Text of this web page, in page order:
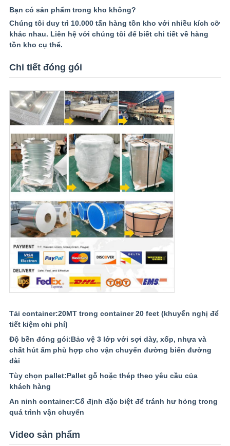
Bạn có sản phẩm trong kho không?
Chúng tôi duy trì 10.000 tấn hàng tồn kho với nhiều kích cỡ
khác nhau. Liên hệ với chúng tôi để biết chi tiết về hàng
tồn kho cụ thể.
Chi tiết đóng gói
Tải container:20MT trong container 20 feet (khuyến nghị để
tiết kiệm chi phí)
Độ bền đóng gói:Bảo vệ 3 lớp với sợi dày, xốp, nhựa và
chất hút ẩm phù hợp cho vận chuyển đường biển đường
dài
Tùy chọn pallet:Pallet gỗ hoặc thép theo yêu cầu của
khách hàng
An ninh container:Cố định đặc biệt để tránh hư hỏng trong
quá trình vận chuyển
Video sản phẩm